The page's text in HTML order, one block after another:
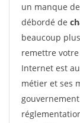
un manque
débordé de
beaucoup
remettre
Internet est
métier et ses